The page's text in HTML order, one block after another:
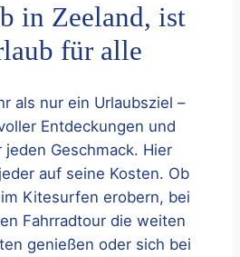
in Zeeland, ist
für alle
als nur ein Urlaubsziel –
Entdeckungen und
jeden Geschmack. Hier
auf seine Kosten. Ob
Kitesurfen erobern, bei
Fahrradtour die weiten
genießen oder sich bei